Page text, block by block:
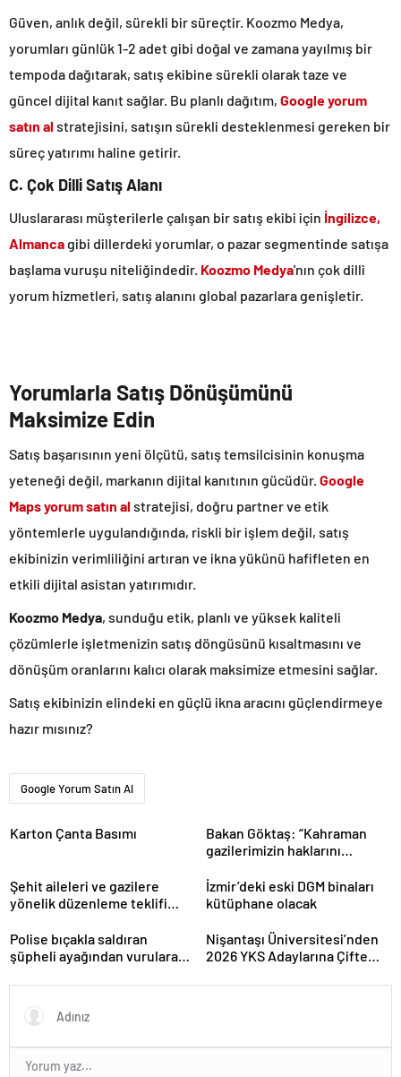
Güven, anlık değil, sürekli bir süreçtir. Koozmo Medya,
yorumları günlük 1-2 adet gibi doğal ve zamana yayılmış bir
tempoda dağıtarak, satış ekibine sürekli olarak taze ve
güncel dijital kanıt sağlar. Bu planlı dağıtım, Google yorum
satın alstratejisini, satışın sürekli desteklenmesi gereken bir
süreç yatırımı haline getirir.
C. Çok Dilli Satış Alanı
Uluslararası müşterilerle çalışan bir satış ekibi için İngilizce,
Almancagibi dillerdeki yorumlar, o pazar segmentinde satışa
başlama vuruşu niteliğindedir. Koozmo Medya'nın çok dilli
yorum hizmetleri, satış alanını global pazarlara genişletir.
Yorumlarla Satış Dönüşümünü
Maksimize Edin
Satış başarısının yeni ölçütü, satış temsilcisinin konuşma
yeteneği değil, markanın dijital kanıtının gücüdür. Google
Maps yorum satın alstratejisi, doğru partner ve etik
yöntemlerle uygulandığında, riskli bir işlem değil, satış
ekibinizin verimliliğini artıran ve ikna yükünü hafifleten en
etkili dijital asistan yatırımıdır.
Koozmo Medya, sunduğu etik, planlı ve yüksek kaliteli
çözümlerle işletmenizin satış döngüsünü kısaltmasını ve
dönüşüm oranlarını kalıcı olarak maksimize etmesini sağlar.
Satış ekibinizin elindeki en güçlü ikna aracını güçlendirmeye
hazır mısınız?
Google Yorum Satın Al
Karton Çanta Basımı
Bakan Göktaş: “Kahraman
gazilerimizin haklarını
kapılarını aralıyoruz”
Şehit aileleri ve gazilere
yönelik düzenleme teklifi
İzmir’deki eski DGM binaları
kütüphane olacak
Polise bıçakla saldıran
şüpheli ayağından vurularak
Nişantaşı Üniversitesi’nden
2026 YKS Adaylarına Çifte
Kesintisiz Burs